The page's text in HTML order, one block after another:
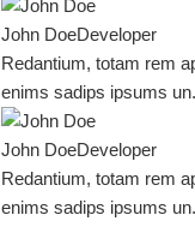
John DoeDeveloper
Redantium, totam rem
enims sadips ipsums un.
John DoeDeveloper
Redantium, totam rem
enims sadips ipsums un.